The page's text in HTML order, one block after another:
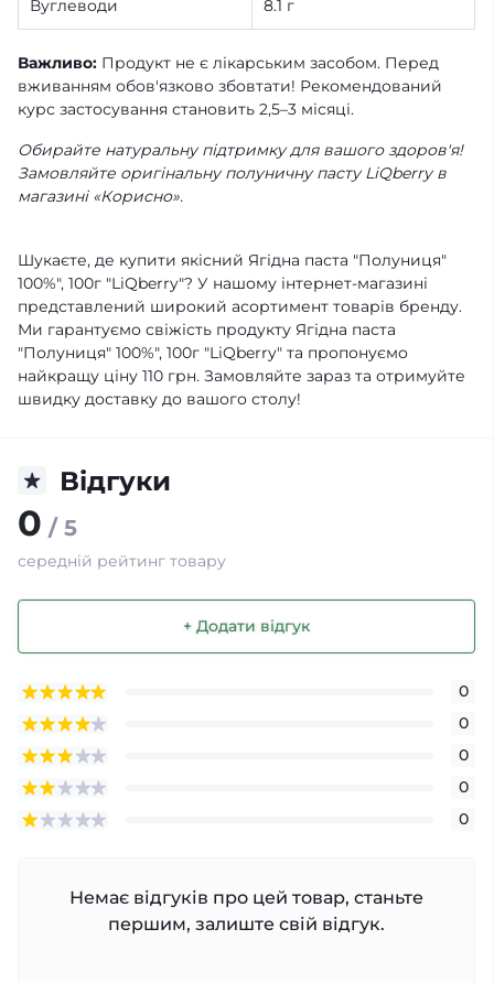
Вуглеводи 8.1 г
Важливо: Продукт не є лікарським засобом. Перед
вживанням обов'язково збовтати! Рекомендований
курс застосування становить 2,5–3 місяці.
Обирайте натуральну підтримку для вашого здоров'я!
Замовляйте оригінальну полуничну пасту LiQberry в
магазині «Корисно».
Шукаєте, де купити якісний Ягідна паста "Полуниця"
100%", 100г "LiQberry"? У нашому інтернет-магазині
представлений широкий асортимент товарів бренду.
Ми гарантуємо свіжість продукту Ягідна паста
"Полуниця" 100%", 100г "LiQberry" та пропонуємо
найкращу ціну 110 грн. Замовляйте зараз та отримуйте
швидку доставку до вашого столу!
Відгуки
0 / 5
середній рейтинг товару
+ Додати відгук
0
0
0
0
0
Немає відгуків про цей товар, станьте
першим, залиште свій відгук.